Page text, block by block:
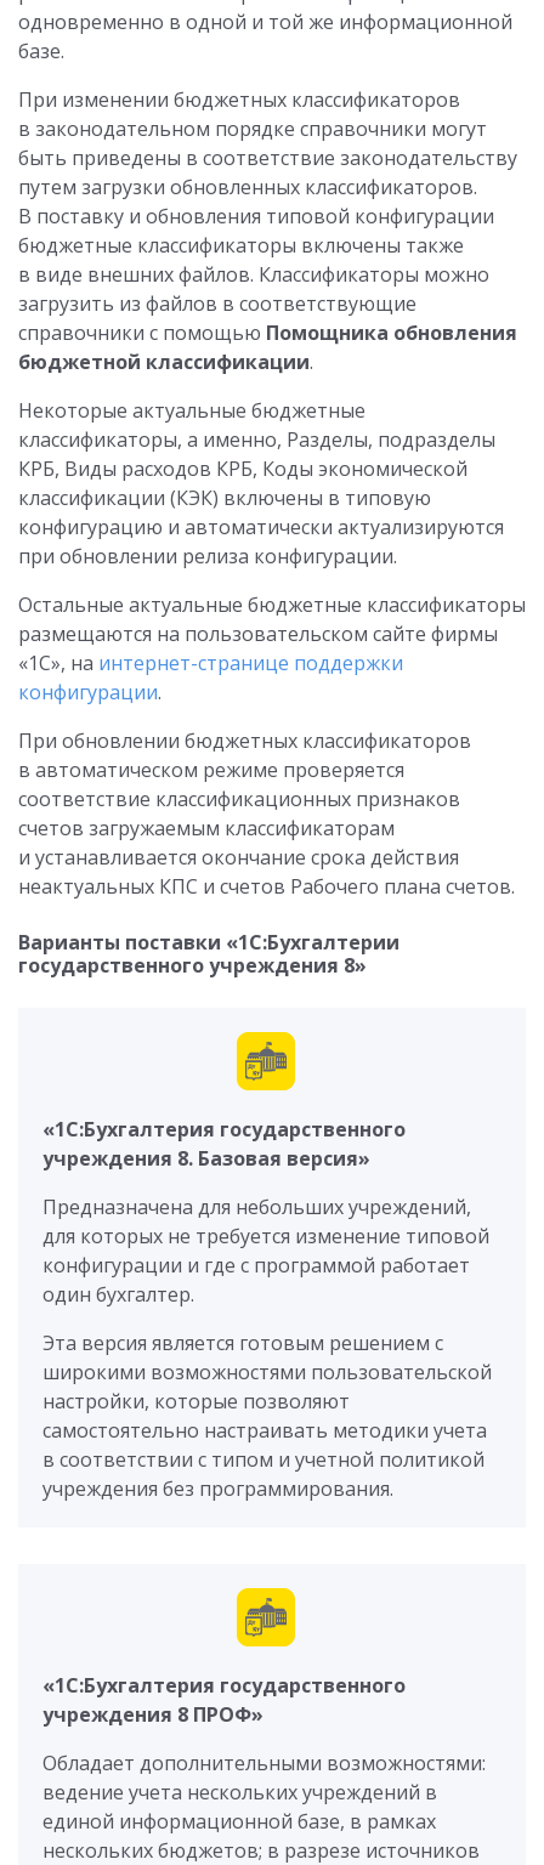
одновременно в одной и той же информационной
базе.
При изменении бюджетных классификаторов
в законодательном порядке справочники могут
быть приведены в соответствие законодательству
путем загрузки обновленных классификаторов.
В поставку и обновления типовой конфигурации
бюджетные классификаторы включены также
в виде внешних файлов. Классификаторы можно
загрузить из файлов в соответствующие
справочники с помощью Помощника обновления
бюджетной классификации.
Некоторые актуальные бюджетные
классификаторы, а именно, Разделы, подразделы
КРБ, Виды расходов КРБ, Коды экономической
классификации (КЭК) включены в типовую
конфигурацию и автоматически актуализируются
при обновлении релиза конфигурации.
Остальные актуальные бюджетные классификаторы
размещаются на пользовательском сайте фирмы
«1С», на интернет-странице поддержки
конфигурации.
При обновлении бюджетных классификаторов
в автоматическом режиме проверяется
соответствие классификационных признаков
счетов загружаемым классификаторам
и устанавливается окончание срока действия
неактуальных КПС и счетов Рабочего плана счетов.
Варианты поставки «1С:Бухгалтерии
государственного учреждения 8»
«1С:Бухгалтерия государственного
учреждения 8. Базовая версия»
Предназначена для небольших учреждений,
для которых не требуется изменение типовой
конфигурации и где с программой работает
один бухгалтер.
Эта версия является готовым решением с
широкими возможностями пользовательской
настройки, которые позволяют
самостоятельно настраивать методики учета
в соответствии с типом и учетной политикой
учреждения без программирования.
«1С:Бухгалтерия государственного
учреждения 8 ПРОФ»
Обладает дополнительными возможностями:
ведение учета нескольких учреждений в
единой информационной базе, в рамках
нескольких бюджетов; в разрезе источников